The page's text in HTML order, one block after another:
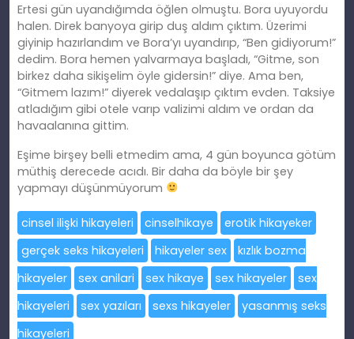
Ertesi gün uyandığımda öğlen olmuştu. Bora uyuyordu
halen. Direk banyoya girip duş aldım çıktım. Üzerimi
giyinip hazırlandım ve Bora’yı uyandırıp, “Ben gidiyorum!”
dedim. Bora hemen yalvarmaya başladı, “Gitme, son
birkez daha sikişelim öyle gidersin!” diye. Ama ben,
“Gitmem lazım!” diyerek vedalaşıp çıktım evden. Taksiye
atladığım gibi otele varıp valizimi aldım ve ordan da
havaalanına gittim.
Eşime birşey belli etmedim ama, 4 gün boyunca götüm
müthiş derecede acıdı. Bir daha da böyle bir şey
yapmayı düşünmüyorum
cinsel ilişki hikayeleri cinselhikaye
erotik hikayeker
gerçek seks hikayeleri
hikayeler sex
kızlık bozma
hikayeler
sex anilari sex hikaye sex hikayeler
sex
hikayeleri
sex yazıları sexs hikayeler
yasanmış seks
hikayeleri